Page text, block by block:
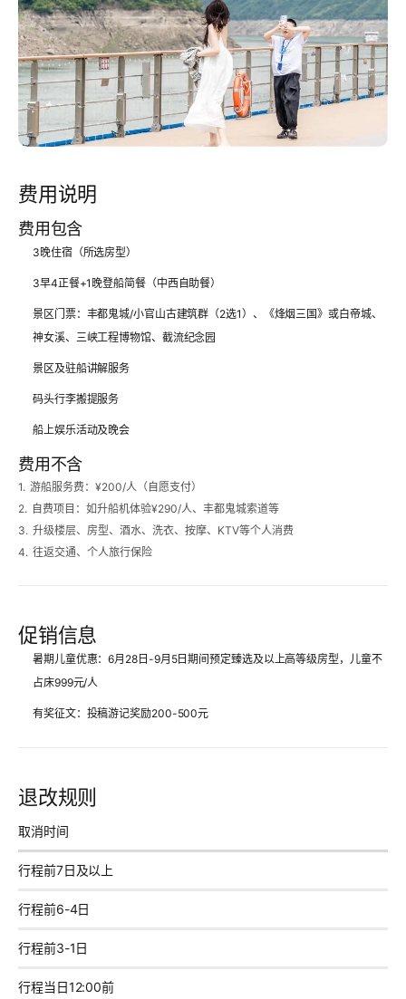
费用说明
费用包含
3晚住宿（所选房型）
3早4正餐+1晚登船简餐（中西自助餐）
景区门票：丰都鬼城/小官山古建筑群（2选1）、《烽烟三国》或白帝城、
神女溪、三峡工程博物馆、截流纪念园
景区及驻船讲解服务
码头行李搬提服务
船上娱乐活动及晚会
费用不含
1. 游船服务费：¥200/人（自愿支付）
2. 自费项目：如升船机体验¥290/人、丰都鬼城索道等
3. 升级楼层、房型、酒水、洗衣、按摩、KTV等个人消费
4. 往返交通、个人旅行保险
促销信息
暑期儿童优惠：6月28日-9月5日期间预定臻选及以上高等级房型，儿童不
占床999元/人
有奖征文：投稿游记奖励200-500元
退改规则
取消时间
行程前7日及以上
行程前6-4日
行程前3-1日
行程当日12:00前